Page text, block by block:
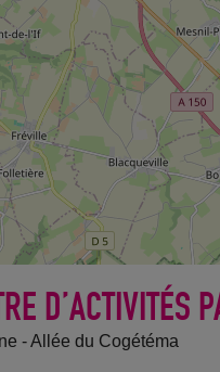
D’ACTIVITÉS
- Allée du Cogétéma